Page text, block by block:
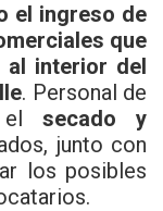
el ingreso de
que
al interior del
. Personal de
el secado y
junto con
los posibles